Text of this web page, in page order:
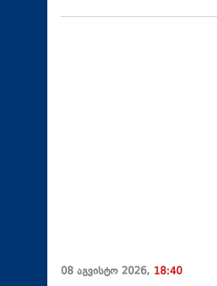
08 აგვისტო 2026, 18:40